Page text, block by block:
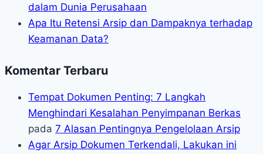
dalam Dunia Perusahaan
Apa Itu Retensi Arsip dan Dampaknya terhadap
Keamanan Data?
Komentar Terbaru
Tempat Dokumen Penting: 7 Langkah
Menghindari Kesalahan Penyimpanan Berkas
pada 7 Alasan Pentingnya Pengelolaan Arsip
Agar Arsip Dokumen Terkendali, Lakukan ini